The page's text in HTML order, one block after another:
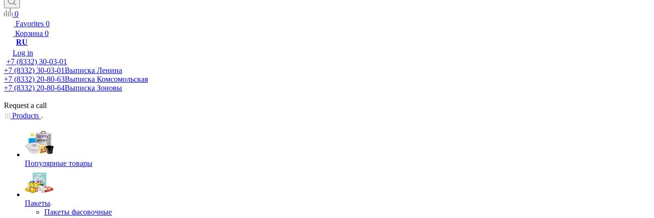
0
Favorites 0
Корзина 0
RU
Log in
+7 (8332) 30-03-01
+7 (8332) 30-03-01Выписка Ленина
+7 (8332) 20-80-63Выписка Комсомольская
+7 (8332) 20-80-64Выписка Зоновы
Request a call
Products
Популярные товары
Пакеты
Пакеты фасовочные